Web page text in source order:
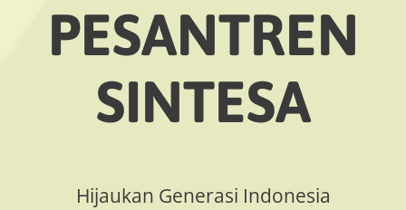
PESANTREN
SINTESA
Hijaukan Generasi Indonesia